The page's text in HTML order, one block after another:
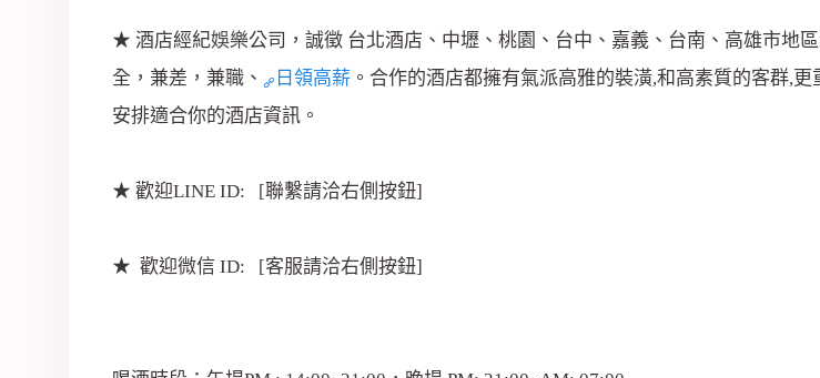
★ 酒店經紀娛樂公司，誠徵 台北酒店、中壢、桃園、台中、嘉義、台南、高雄市地
全，兼差，兼職、
日領高薪 。合作的酒店都擁有氣派高雅的裝潢,和高素質的客群,
安排適合你的酒店資訊。
★ 歡迎LINE ID: [聯繫請洽右側按鈕]
★ 歡迎微信 ID: [客服請洽右側按鈕]